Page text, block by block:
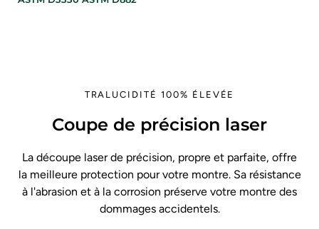
TRALUCIDITÉ 100% ÉLEVÉE
Coupe de précision laser
La découpe laser de précision, propre et parfaite, offre
la meilleure protection pour votre montre. Sa résistance
à l'abrasion et à la corrosion préserve votre montre des
dommages accidentels.